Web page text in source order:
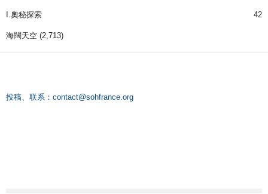
I.奧秘探索 42
海闊天空 (2,713)
投稿、联系： contact@sohfrance.org